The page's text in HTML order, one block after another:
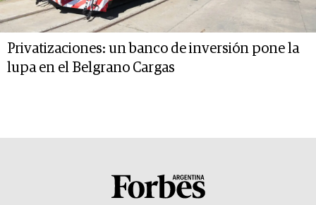
Privatizaciones: un banco de inversión pone la
lupa en el Belgrano Cargas